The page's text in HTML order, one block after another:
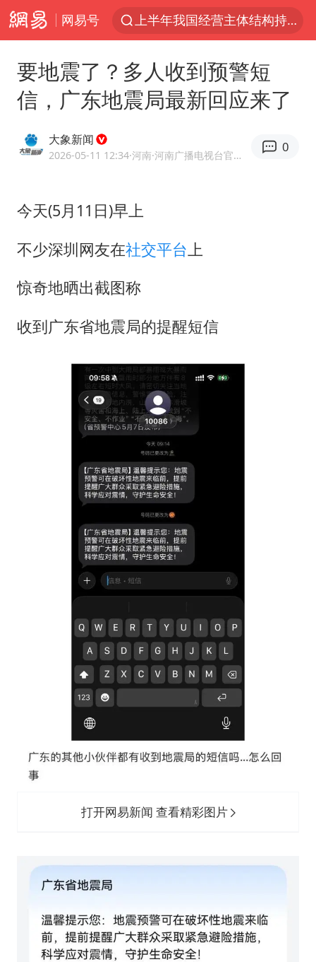
网易号
上海有出现龙卷潜势
白海豚逼近浙闽沿海
王艺迪2-4不敌张本美和止步4强
2025年小学教师减少13.19万
王艺迪无缘横滨赛决赛
上海大部迎大暴雨
《龙餐馆》 冲奖
要地震了？多人收到预警短
信，广东地震局最新回应来了
大象新闻
2026-05-11 12:34·河南 ·河南广播电视台官方网易号
0
今天(5月11日)早上
不少深圳网友在社交平台 上
惊奇地晒出截图称
收到广东省地震局的提醒短信
打开网易新闻 查看精彩图片